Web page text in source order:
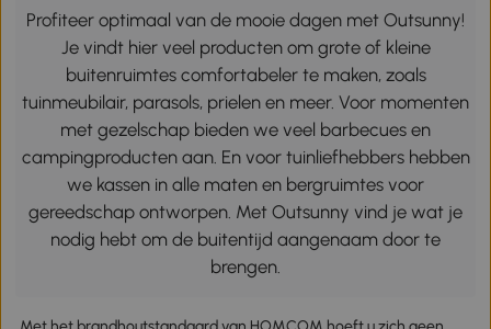
Profiteer optimaal van de mooie dagen met Outsunny!
Je vindt hier veel producten om grote of kleine
buitenruimtes comfortabeler te maken, zoals
tuinmeubilair, parasols, prielen en meer. Voor momenten
met gezelschap bieden we veel barbecues en
campingproducten aan. En voor tuinliefhebbers hebben
we kassen in alle maten en bergruimtes voor
gereedschap ontworpen. Met Outsunny vind je wat je
nodig hebt om de buitentijd aangenaam door te
brengen.